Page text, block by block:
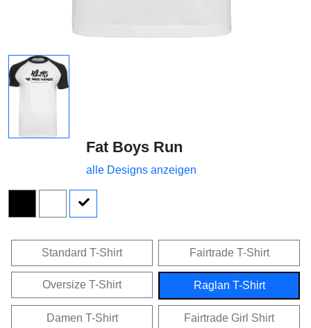
Fat Boys Run
alle Designs anzeigen
Standard T-Shirt Fairtrade T-Shirt
Oversize T-Shirt Raglan T-Shirt
Damen T-Shirt Fairtrade Girl Shirt